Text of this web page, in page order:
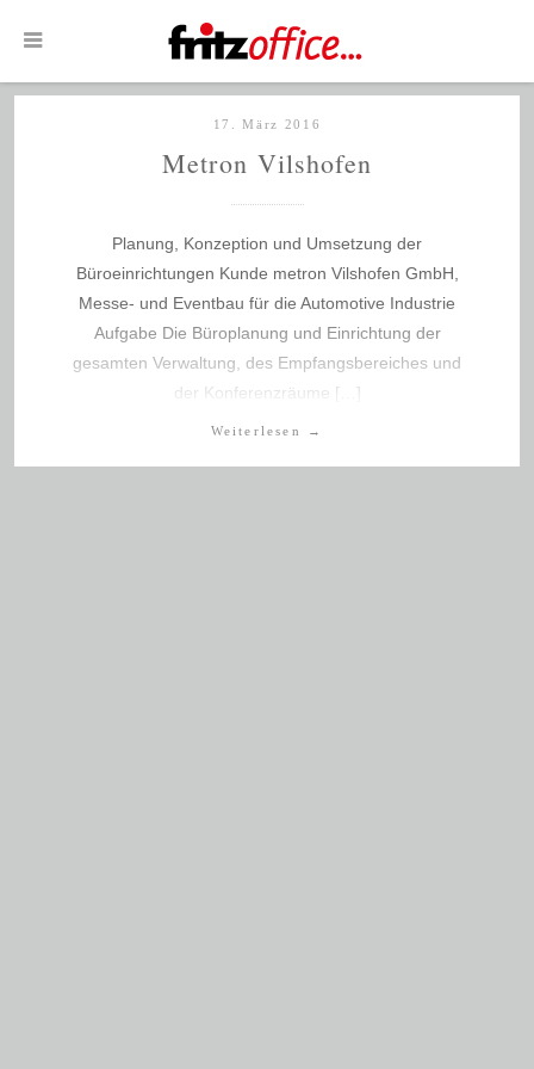
17. März 2016
Metron Vilshofen
Planung, Konzeption und Umsetzung der
Büroeinrichtungen Kunde metron Vilshofen GmbH,
Messe- und Eventbau für die Automotive Industrie
Aufgabe Die Büroplanung und Einrichtung der
gesamten Verwaltung, des Empfangsbereiches und
der Konferenzräume […]
Weiterlesen →